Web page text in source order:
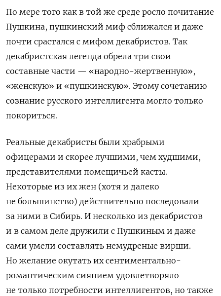
По мере того как в той же среде росло почитание
Пушкина, пушкинский миф сближался и даже
почти срастался с мифом декабристов. Так
декабристская легенда обрела три свои
составные части — «народно-жертвенную»,
«женскую» и «пушкинскую». Этому сочетанию
сознание русского интеллигента могло только
покориться.
Реальные декабристы были храбрыми
офицерами и скорее лучшими, чем худшими,
представителями помещичьей касты.
Некоторые из их жен (хотя и далеко
не большинство) действительно последовали
за ними в Сибирь. И несколько из декабристов
и в самом деле дружили с Пушкиным и даже
сами умели составлять немудреные вирши.
Но желание окутать их сентиментально-
романтическим сиянием удовлетворяло
не только потребности интеллигентов, но также